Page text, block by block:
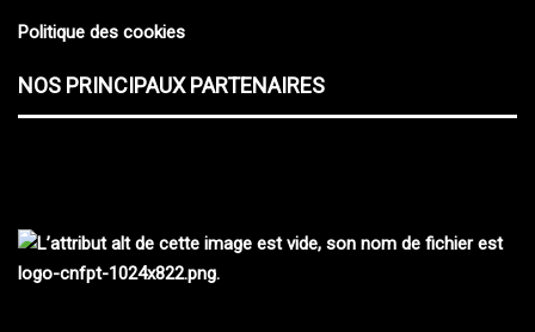
Politique des cookies
NOS PRINCIPAUX PARTENAIRES